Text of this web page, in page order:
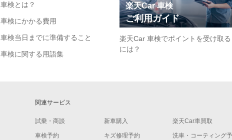
車検とは？
車検にかかる費用
車検当日までに準備すること
車検に関する用語集
楽天Car 車検
ご利用ガイド
楽天Car 車検でポイントを受け取る
には？
関連サービス
試乗・商談 新車購入 楽天Car車買取
車検予約 キズ修理予約
洗車・コーティング